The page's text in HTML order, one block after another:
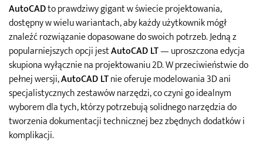
AutoCADto prawdziwy gigant w świecie projektowania,
dostępny w wielu wariantach, aby każdy użytkownik mógł
znaleźć rozwiązanie dopasowane do swoich potrzeb. Jedną z
popularniejszych opcji jestAutoCAD LT— uproszczona edycja
skupiona wyłącznie na projektowaniu 2D. W przeciwieństwie do
pełnej wersji,AutoCAD LTnie oferuje modelowania 3D ani
specjalistycznych zestawów narzędzi, co czyni go idealnym
wyborem dla tych, którzy potrzebują solidnego narzędzia do
tworzenia dokumentacji technicznej bez zbędnych dodatków i
komplikacji.